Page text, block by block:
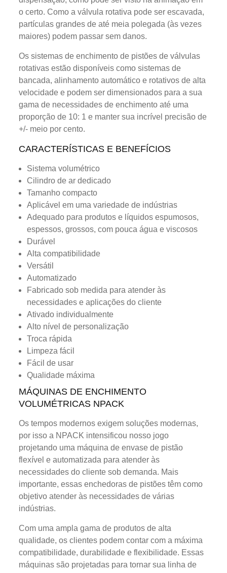
o certo. Como a válvula rotativa pode ser escavada,
partículas grandes de até meia polegada (às vezes
maiores) podem passar sem danos.
Os sistemas de enchimento de pistões de válvulas
rotativas estão disponíveis como sistemas de
bancada, alinhamento automático e rotativos de alta
velocidade e podem ser dimensionados para a sua
gama de necessidades de enchimento até uma
proporção de 10: 1 e manter sua incrível precisão de
+/- meio por cento.
CARACTERÍSTICAS E BENEFÍCIOS
Sistema volumétrico
Cilindro de ar dedicado
Tamanho compacto
Aplicável em uma variedade de indústrias
Adequado para produtos e líquidos espumosos,
espessos, grossos, com pouca água e viscosos
Durável
Alta compatibilidade
Versátil
Automatizado
Fabricado sob medida para atender às
necessidades e aplicações do cliente
Ativado individualmente
Alto nível de personalização
Troca rápida
Limpeza fácil
Fácil de usar
Qualidade máxima
MÁQUINAS DE ENCHIMENTO
VOLUMÉTRICAS NPACK
Os tempos modernos exigem soluções modernas,
por isso a NPACK intensificou nosso jogo
projetando uma máquina de envase de pistão
flexível e automatizada para atender às
necessidades do cliente sob demanda. Mais
importante, essas enchedoras de pistões têm como
objetivo atender às necessidades de várias
indústrias.
Com uma ampla gama de produtos de alta
qualidade, os clientes podem contar com a máxima
compatibilidade, durabilidade e flexibilidade. Essas
máquinas são projetadas para tornar sua linha de